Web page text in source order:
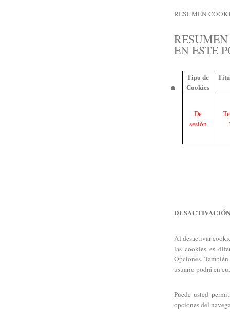
RESUMEN
EN ESTE
Tipo de
Cookies
De
sesión
Al desactivar
las cookies es
Opciones.
usuario podrá en
Puede usted
opciones del